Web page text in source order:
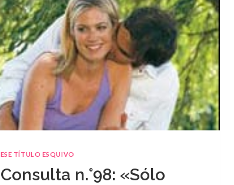
ESE TÍTULO ESQUIVO
Consulta n.°98: «Sólo